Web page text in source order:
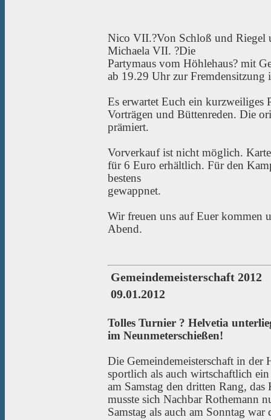
Nico VII.?Von Schloß und Riegel
Michaela VII. ?Die
Partymaus vom Höhlehaus? mit
ab 19.29 Uhr zur Fremdensitzung
Es erwartet Euch ein kurzweiliges
Vorträgen und Büttenreden. Die
prämiert.
Vorverkauf ist nicht möglich.
für 6 Euro erhältlich. Für den
bestens
gewappnet.
Wir freuen uns auf Euer kommen
Abend.
Gemeindemeisterschaft 2012
09.01.2012
Tolles Turnier ? Helvetia
im Neunmeterschießen!
Die Gemeindemeisterschaft in
sportlich als auch wirtschaftlich
am Samstag den dritten Rang,
musste sich Nachbar Rothemann
Samstag als auch am Sonntag